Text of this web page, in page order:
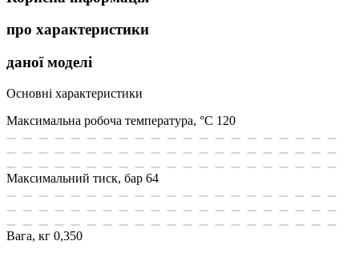
про характеристики
даної моделі
Основні характеристики
Максимальна робоча температура, °С 120
Максимальний тиск, бар 64
Вага, кг 0,350